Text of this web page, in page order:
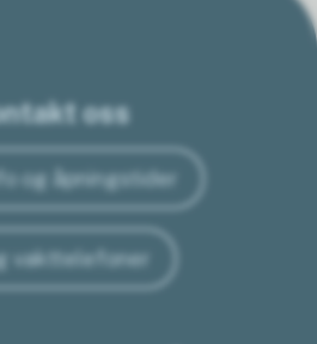
oss
og åpningstider
vakttelefoner